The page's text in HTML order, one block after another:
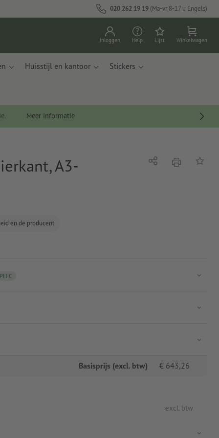
020 262 19 19 (Ma-vr 8-17 u Engels)
Inloggen Help Lijst Winkelwagen
Huisstijl en kantoor Stickers
Meer informatie
A3-
en de producent
Delen afdrukkenOp de
PEFC
Basisprijs (excl. btw) € 643,26
excl. btw